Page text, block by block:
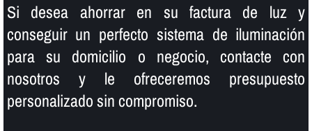
Si desea ahorrar en su factura de luz y
conseguir un perfecto sistema de iluminación
para su domicilio o negocio, contacte con
nosotros y le ofreceremos presupuesto
personalizado sin compromiso.